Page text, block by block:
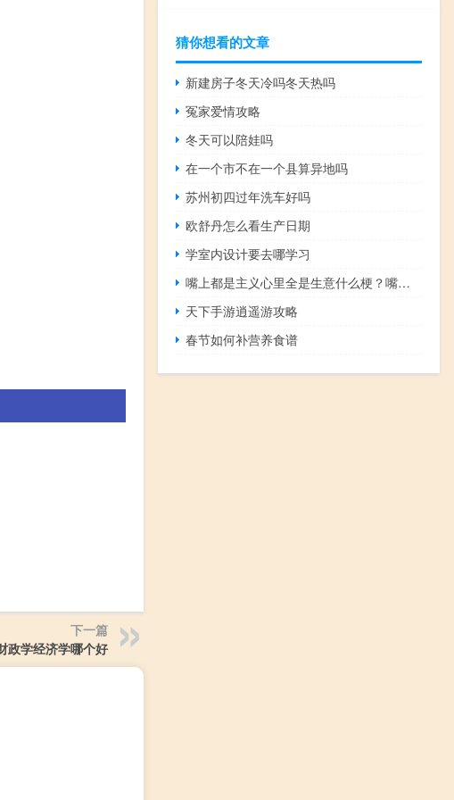
下一篇
政学经济学哪个好
猜你想看的文章
新建房子冬天冷吗冬天热吗
冤家爱情攻略
冬天可以陪娃吗
在一个市不在一个县算异地吗
苏州初四过年洗车好吗
欧舒丹怎么看生产日期
学室内设计要去哪学习
嘴上都是主义心里全是生意什么梗？嘴上都是主义心里全是生意是什么意思什么梗
天下手游逍遥游攻略
春节如何补营养食谱